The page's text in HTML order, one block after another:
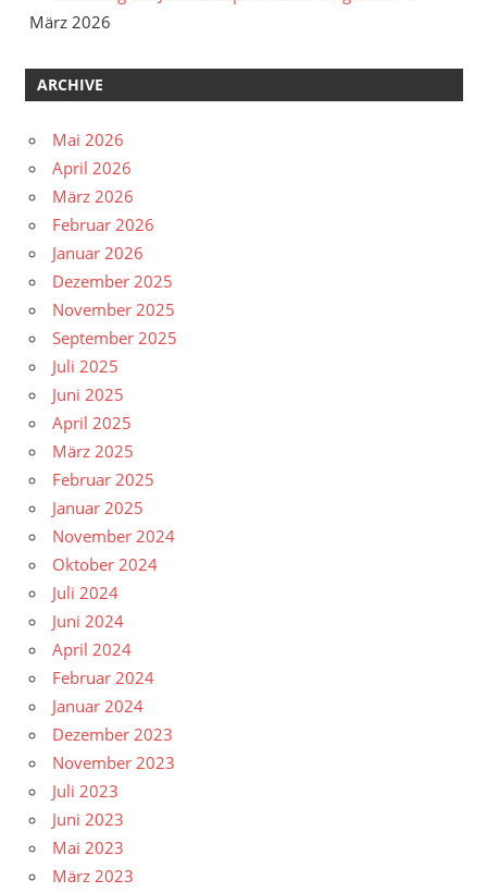
März 2026
ARCHIVE
Mai 2026
April 2026
März 2026
Februar 2026
Januar 2026
Dezember 2025
November 2025
September 2025
Juli 2025
Juni 2025
April 2025
März 2025
Februar 2025
Januar 2025
November 2024
Oktober 2024
Juli 2024
Juni 2024
April 2024
Februar 2024
Januar 2024
Dezember 2023
November 2023
Juli 2023
Juni 2023
Mai 2023
März 2023